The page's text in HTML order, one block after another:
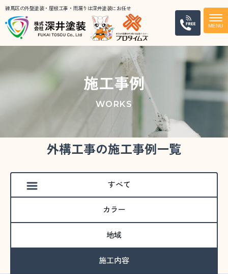
練馬区の外壁塗装・屋根工事・雨漏りは深井塗装にお任せ
電話
施工事例
WORKS
外構工事の施工事例一覧
すべて
カラー
地域
施工内容